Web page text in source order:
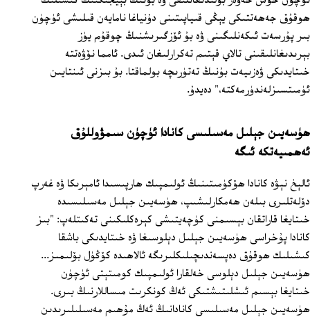
ھوقۇق جەھەتتىكى يېڭى قىياپىتىنى دۇنياغا نامايەن قىلىشى ئۈچۈن
بىر پۇرسەت ئىكەنلىگىنى ۋە بۇ ئۆزگىرىشنىڭ چوقۇم يۈز
بېرىدىغانلىقىنى تالاي قېتىم تەكرارلىغان ئىدى. ئامما نۆۋەتتە
خىتايدىكى ۋەزىيەت بۇنىڭ تەتۈرىچە بولماقتا. بۇ بىزنى ئىنتايىن
ئۈمىتسىزلەندۈرمەكتە،" دەيدۇ.
ھۈسەيىن جېلىل مەسىلىسى كانادا ئۈچۈن سىمۋوللۇق
ئەھمىيەتكە ئىگە
ئالېخ نېۋە كانادا ھۆكۈمىتىنىڭ ئولىمپىك ھارپىسىدا ئامېرىكا ۋە غەرپ
دۆلەتلىرى بىلەن ھەمكارلىشىپ، ھۈسەيىن جېلىل مەسىلىسىدە
خىتايغا قاراتقان بېسىمنى كۈچەيتىشى كېرەكلىكىنى تەكىتلەپ: "بىز
كانادا پۇخراسى ھۈسەيىن جېلىل دېلوسىغا ۋە خىتايدىكى باشقا
كىشىلىك ھوقۇق دەپسەندىچىلىكلىرىگە ئالاھىدە كۆڭۈل بۆلىمىز...
ھۈسەيىن جېلىل دېلوسى خەلقارا ئولىمپىك كومىتېتى ئۈچۈن
خىتايغا بېسىم ئىشلىتىشتىكى ئەڭ كونكرىت مىساللارنىڭ بىرى.
ھۈسەيىن جېلىل مەسىلىسى كانادانىڭ ئەڭ مۇھىم مەسىلىلىرىدىن